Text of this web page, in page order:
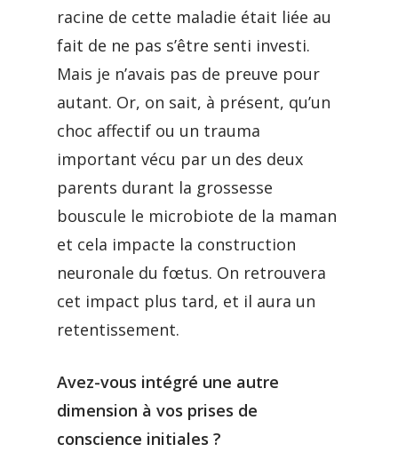
racine de cette maladie était liée au
fait de ne pas s’être senti investi.
Mais je n’avais pas de preuve pour
autant. Or, on sait, à présent, qu’un
choc affectif ou un trauma
important vécu par un des deux
parents durant la grossesse
bouscule le microbiote de la maman
et cela impacte la construction
neuronale du fœtus. On retrouvera
cet impact plus tard, et il aura un
retentissement.
Avez-vous intégré une autre
dimension à vos prises de
conscience initiales ?